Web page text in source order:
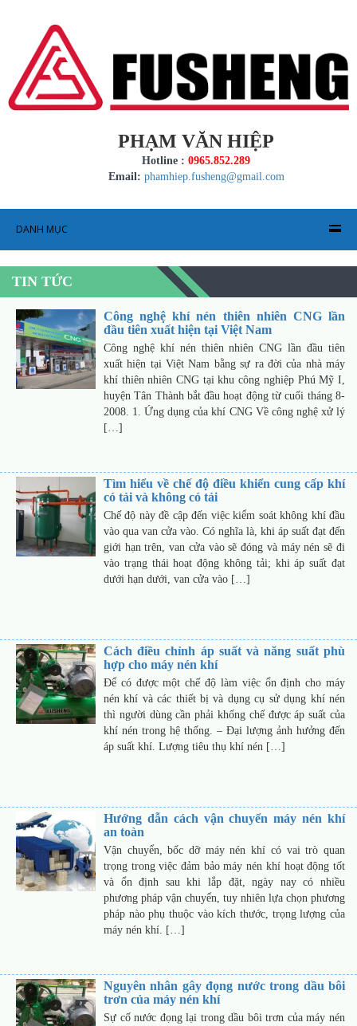
PHẠM VĂN HIỆP
Hotline : 0965.852.289
Email: phamhiep.fusheng@gmail.com
DANH MỤC
TIN TỨC
Công nghệ khí nén thiên nhiên CNG lần
đầu tiên xuất hiện tại Việt Nam
Công nghệ khí nén thiên nhiên CNG lần đầu tiên
xuất hiện tại Việt Nam bằng sự ra đời của nhà máy
khí thiên nhiên CNG tại khu công nghiệp Phú Mỹ I,
huyện Tân Thành bắt đầu hoạt động từ cuối tháng 8-
2008. 1. Ứng dụng của khí CNG Về công nghệ xử lý
[…]
Tìm hiểu về chế độ điều khiển cung cấp khí
có tải và không có tải
Chế độ này đề cập đến việc kiểm soát không khí đầu
vào qua van cửa vào. Có nghĩa là, khi áp suất đạt đến
giới hạn trên, van cửa vào sẽ đóng và máy nén sẽ đi
vào trạng thái hoạt động không tải; khi áp suất đạt
dưới hạn dưới, van cửa vào […]
Cách điều chỉnh áp suất và năng suất phù
hợp cho máy nén khí
Để có được một chế độ làm việc ổn định cho máy
nén khí và các thiết bị và dụng cụ sử dụng khí nén
thì người dùng cần phải khống chế được áp suất của
khí nén trong hệ thống. – Đại lượng ảnh hưởng đến
áp suất khí. Lượng tiêu thụ khí nén […]
Hướng dẫn cách vận chuyển máy nén khí
an toàn
Vận chuyển, bốc dỡ máy nén khí có vai trò quan
trọng trong việc đảm bảo máy nén khí hoạt động tốt
và ổn định sau khi lắp đặt, ngày nay có nhiều
phương pháp vận chuyển, tuy nhiên lựa chọn phương
pháp nào phụ thuộc vào kích thước, trọng lượng của
máy nén khí. […]
Nguyên nhân gây đọng nước trong dầu bôi
trơn của máy nén khí
Sự cố nước đọng lại trong dầu bôi trơn của máy nén